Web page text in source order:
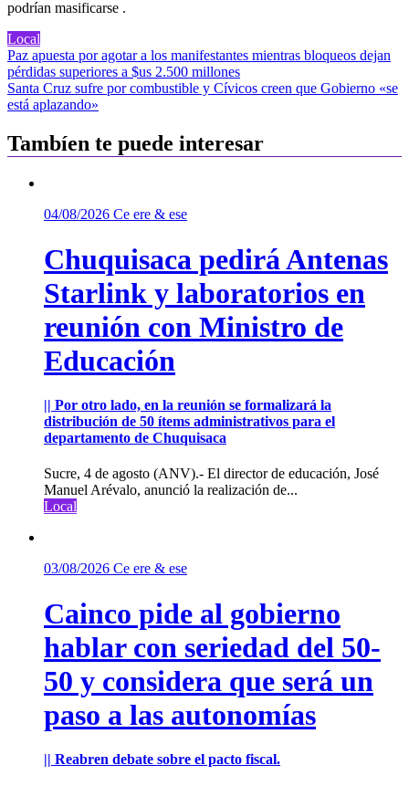
podrían masificarse .
Local
Navegación
de
entradas
Paz apuesta por agotar a los manifestantes mientras bloqueos dejan
pérdidas superiores a $us 2.500 millones
Santa Cruz sufre por combustible y Cívicos creen que Gobierno «se
está aplazando»
Tambíen te puede interesar
04/08/2026 Ce ere & ese
Chuquisaca pedirá Antenas
Starlink y laboratorios en
reunión con Ministro de
Educación
|| Por otro lado, en la reunión se formalizará la
distribución de 50 ítems administrativos para el
departamento de Chuquisaca
Sucre, 4 de agosto (ANV).- El director de educación, José
Manuel Arévalo, anunció la realización de...
Local
03/08/2026 Ce ere & ese
Cainco pide al gobierno
hablar con seriedad del 50-
50 y considera que será un
paso a las autonomías
|| Reabren debate sobre el pacto fiscal.